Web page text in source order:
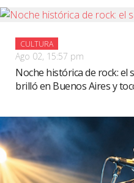
CULTURA
Ago 02, 15:57 pm
Noche histórica de rock: el
brilló en Buenos Aires y